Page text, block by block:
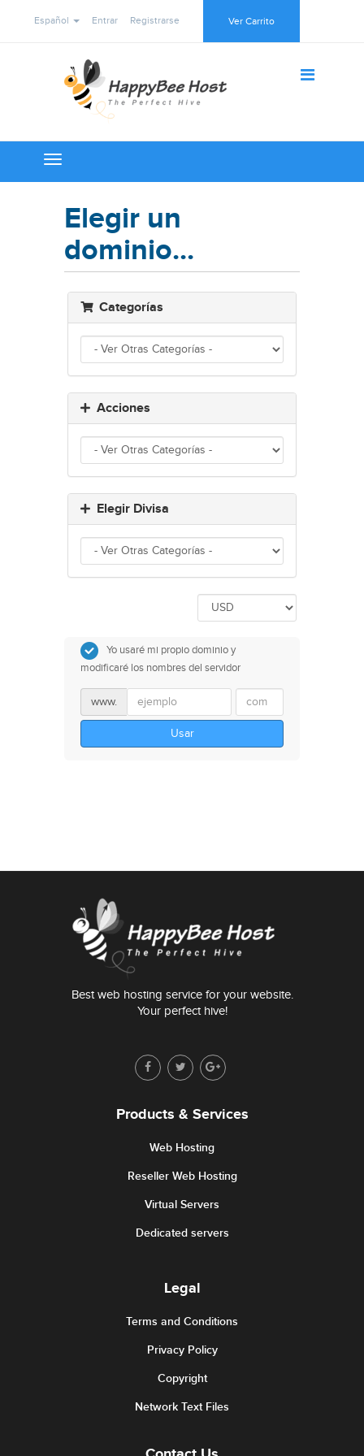
Español Entrar Registrarse Ver Carrito
Toggle
navigation
Elegir un
dominio...
Categorías
Acciones
Elegir Divisa
Yo usaré mi propio dominio y
modificaré los nombres del servidor
www.
Usar
Best web hosting service for your website.
Your perfect hive!
Products & Services
Web Hosting
Reseller Web Hosting
Virtual Servers
Dedicated servers
Legal
Terms and Conditions
Privacy Policy
Copyright
Network Text Files